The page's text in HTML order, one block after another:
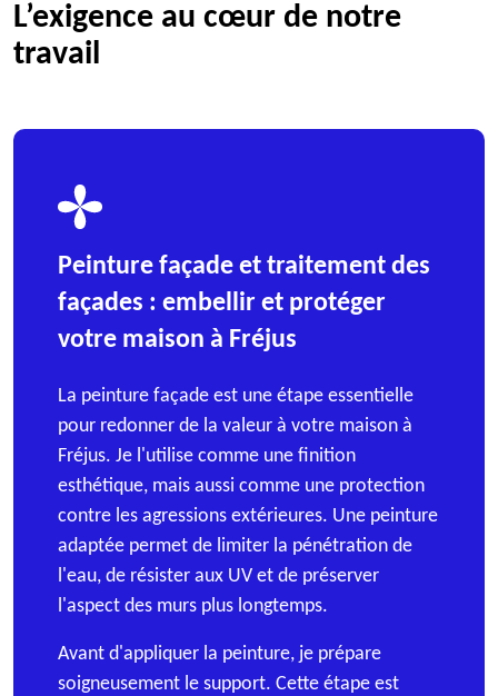
L’exigence au cœur de notre
travail
Peinture façade et traitement des
façades : embellir et protéger
votre maison à Fréjus
La peinture façade est une étape essentielle
pour redonner de la valeur à votre maison à
Fréjus. Je l'utilise comme une finition
esthétique, mais aussi comme une protection
contre les agressions extérieures. Une peinture
adaptée permet de limiter la pénétration de
l'eau, de résister aux UV et de préserver
l'aspect des murs plus longtemps.
Avant d'appliquer la peinture, je prépare
soigneusement le support. Cette étape est